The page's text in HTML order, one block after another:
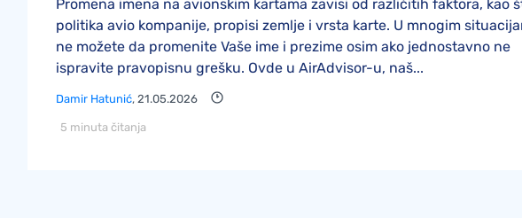
Promena imena na avionskim kartama zavisi od različitih faktora, kao
politika avio kompanije, propisi zemlje i vrsta karte. U mnogim
ne možete da promenite Vaše ime i prezime osim ako jednostavno ne
ispravite pravopisnu grešku. Ovde u AirAdvisor-u, naš...
Damir Hatunić, 21.05.2026
5 minuta čitanja